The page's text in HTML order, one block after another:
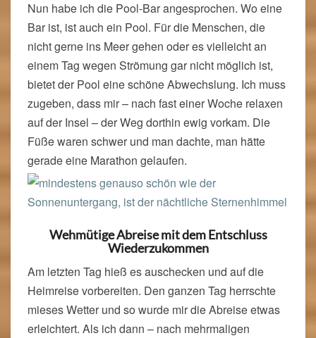
Nun habe ich die Pool-Bar angesprochen. Wo eine
Bar ist, ist auch ein Pool. Für die Menschen, die
nicht gerne ins Meer gehen oder es vielleicht an
einem Tag wegen Strömung gar nicht möglich ist,
bietet der Pool eine schöne Abwechslung. Ich muss
zugeben, dass mir – nach fast einer Woche relaxen
auf der Insel – der Weg dorthin ewig vorkam. Die
Füße waren schwer und man dachte, man hätte
gerade eine Marathon gelaufen.
Wehmütige Abreise mit dem Entschluss
Wiederzukommen
Am letzten Tag hieß es auschecken und auf die
Heimreise vorbereiten. Den ganzen Tag herrschte
mieses Wetter und so wurde mir die Abreise etwas
erleichtert. Als ich dann – nach mehrmaligen